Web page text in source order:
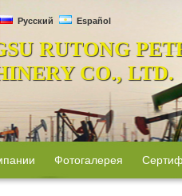
Русский Español
RUTONG
CO., LTD.
Фотогалерея